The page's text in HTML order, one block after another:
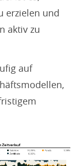
erzielen und
aktiv zu
auf